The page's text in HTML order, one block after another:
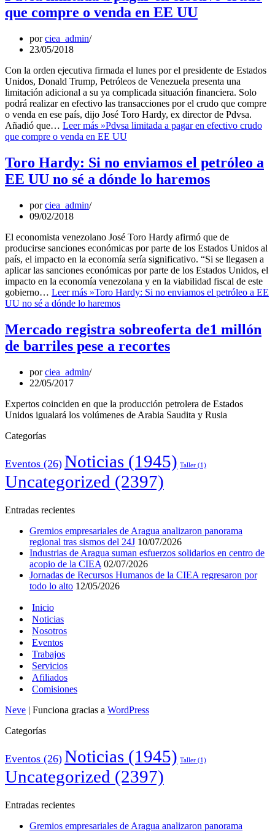
que compre o venda en EE UU
porciea_admin
23/05/2018
Con la orden ejecutiva firmada el lunes por el presidente de Estados
Unidos, Donald Trump, Petróleos de Venezuela presenta una
limitación adicional a su ya complicada situación financiera. Solo
podrá realizar en efectivo las transacciones por el crudo que compre
o venda en ese país, dijo José Toro Hardy, ex director de Pdvsa.
Añadió que… Leer más »Pdvsa limitada a pagar en efectivo crudo
que compre o venda en EE UU
Toro Hardy: Si no enviamos el petróleo a
EE UU no sé a dónde lo haremos
porciea_admin
09/02/2018
El economista venezolano José Toro Hardy afirmó que de
producirse sanciones económicas por parte de los Estados Unidos al
país, el impacto en la economía sería significativo. “Si se llegasen a
aplicar las sanciones económicas por parte de los Estados Unidos, el
impacto en la economía venezolana y en la viabilidad fiscal de este
gobierno… Leer más »Toro Hardy: Si no enviamos el petróleo a EE
UU no sé a dónde lo haremos
Mercado registra sobreoferta de1 millón
de barriles pese a recortes
porciea_admin
22/05/2017
Expertos coinciden en que la producción petrolera de Estados
Unidos igualará los volúmenes de Arabia Saudita y Rusia
Categorías
Eventos (26) Noticias (1945) Taller (1)
Uncategorized (2397)
Entradas recientes
Gremios empresariales de Aragua analizaron panorama
regional tras sismos del 24J 10/07/2026
Industrias de Aragua suman esfuerzos solidarios en centro de
acopio de la CIEA 02/07/2026
Jornadas de Recursos Humanos de la CIEA regresaron por
todo lo alto 12/05/2026
Inicio
Noticias
Nosotros
Eventos
Trabajos
Servicios
Afiliados
Comisiones
Neve | Funciona gracias a WordPress
Categorías
Eventos (26) Noticias (1945) Taller (1)
Uncategorized (2397)
Entradas recientes
Gremios empresariales de Aragua analizaron panorama